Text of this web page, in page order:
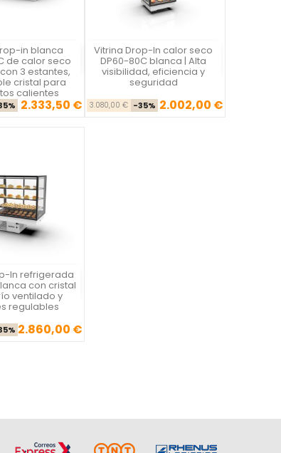
in blanca
de calor seco
3 estantes,
cristal para
calientes
Precio base
Precio
2.333,50 €
 Vitrina Drop-In calor seco
DP60-80C blanca | Alta
visibilidad, eficiencia y
seguridad
Precio base
3.080,00 € -35% Precio
2.002,00 €

Vista rápida
In refrigerada
con cristal
ventilado y
regulables
Precio base
Precio
2.860,00 €
